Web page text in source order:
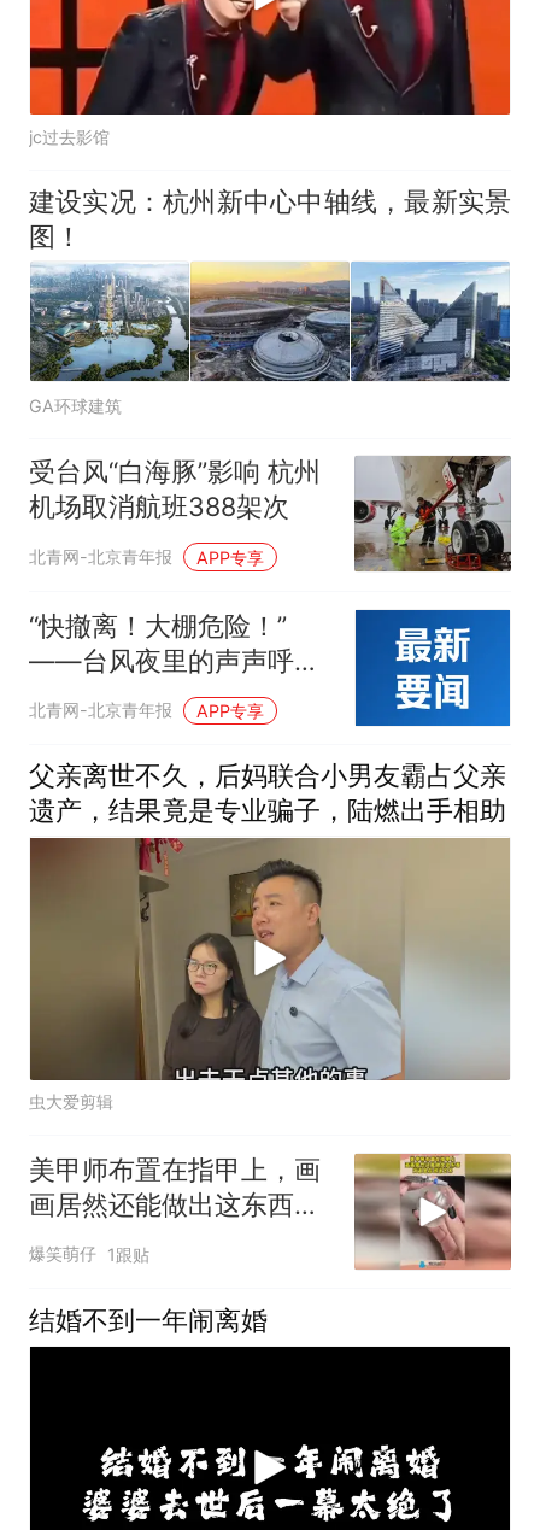
jc过去影馆
建设实况：杭州新中心中轴线，最新实景
图！
GA环球建筑
受台风“白海豚”影响 杭州
机场取消航班388架次
北青网-北京青年报 APP专享
“快撤离！大棚危险！”
——台风夜里的声声呼喊
与温暖转移
北青网-北京青年报 APP专享
父亲离世不久，后妈联合小男友霸占父亲
遗产，结果竟是专业骗子，陆燃出手相助
虫大爱剪辑
美甲师布置在指甲上，画
画居然还能做出这东西，
简直是在创造艺术
爆笑萌仔 1跟贴
结婚不到一年闹离婚